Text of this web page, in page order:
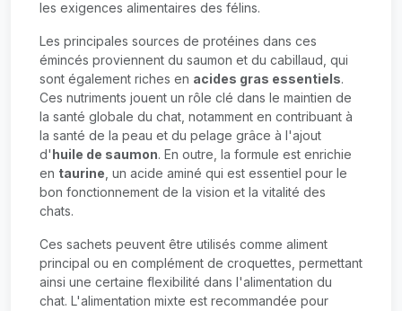
les exigences alimentaires des félins.
Les principales sources de protéines dans ces
émincés proviennent du saumon et du cabillaud, qui
sont également riches en acides gras essentiels.
Ces nutriments jouent un rôle clé dans le maintien de
la santé globale du chat, notamment en contribuant à
la santé de la peau et du pelage grâce à l'ajout
d' huile de saumon. En outre, la formule est enrichie
en taurine, un acide aminé qui est essentiel pour le
bon fonctionnement de la vision et la vitalité des
chats.
Ces sachets peuvent être utilisés comme aliment
principal ou en complément de croquettes, permettant
ainsi une certaine flexibilité dans l'alimentation du
chat. L'alimentation mixte est recommandée pour